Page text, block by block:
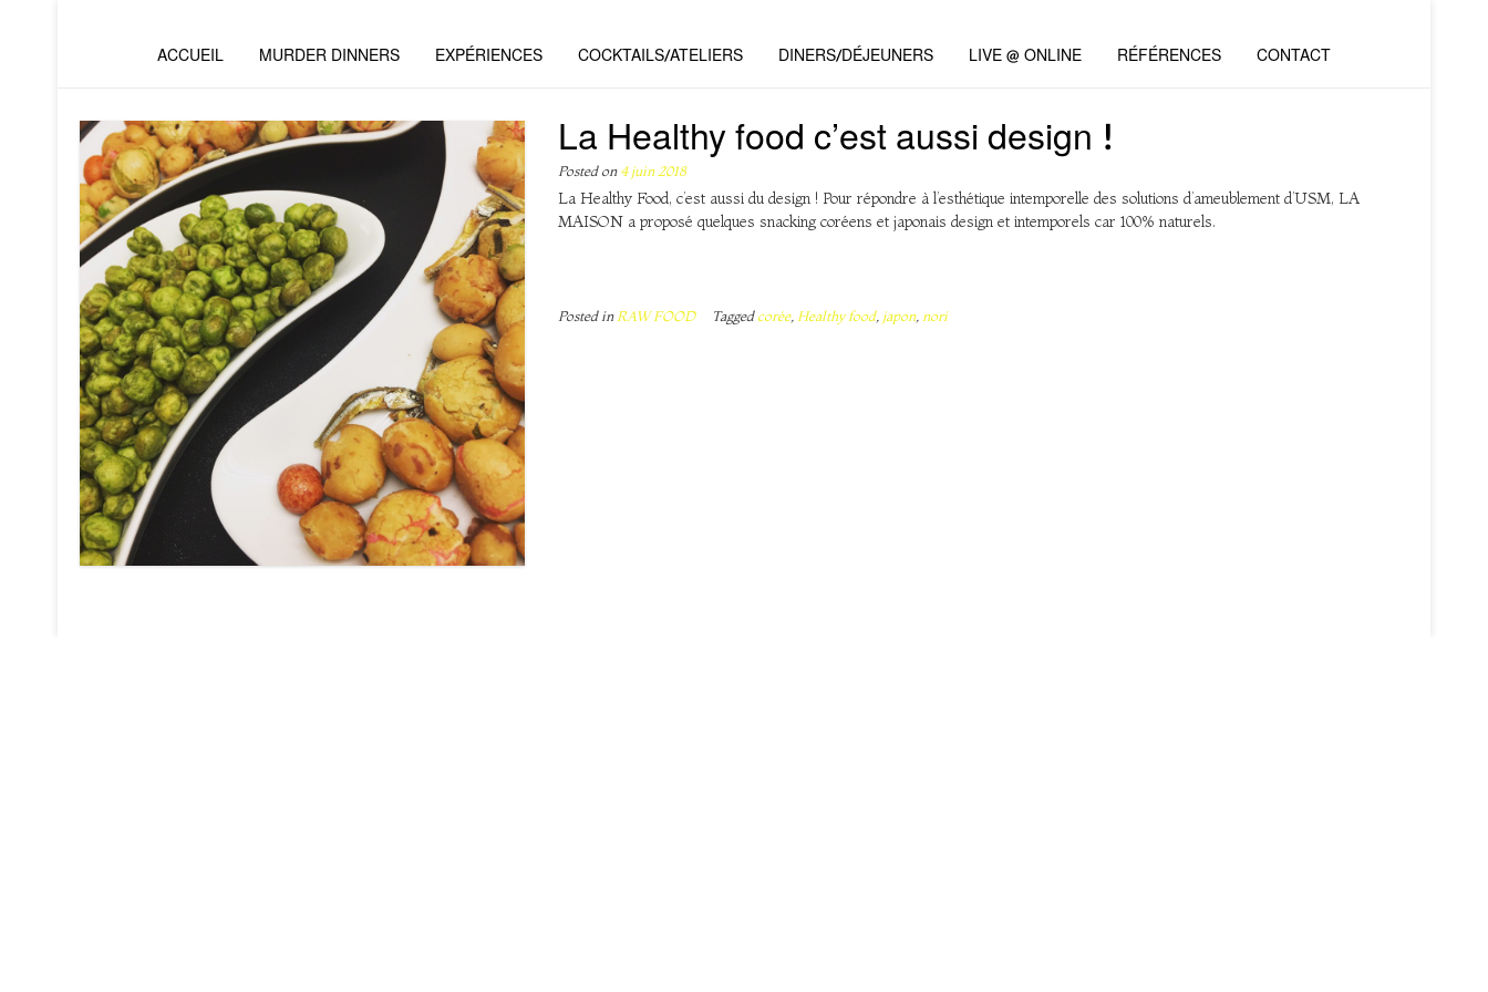
ACCUEIL MURDER DINNERS EXPÉRIENCES COCKTAILS/ATELIERS DINERS/DÉJEUNERS LIVE @ ONLINE RÉFÉRENCES CONTACT
La Healthy food c’est aussi design !
Posted on 4 juin 2018
La Healthy Food, c’est aussi du design ! Pour répondre à l’esthétique intemporelle des solutions d’ameublement d’USM, LA
MAISON a proposé quelques snacking coréens et japonais design et intemporels car 100% naturels.
Posted inRAW FOOD Tagged corée, Healthy food, japon, nori